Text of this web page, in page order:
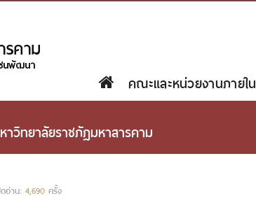
คณะและหน่วยงานภายใน
วิทยาลัยราชภัฏมหาสารคาม
อ่าน: 4,690 ครั้ง